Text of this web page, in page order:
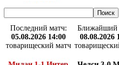
Последний матч:
05.08.2026 14:00
товарищеский матч
Ближайший
08.08.2026